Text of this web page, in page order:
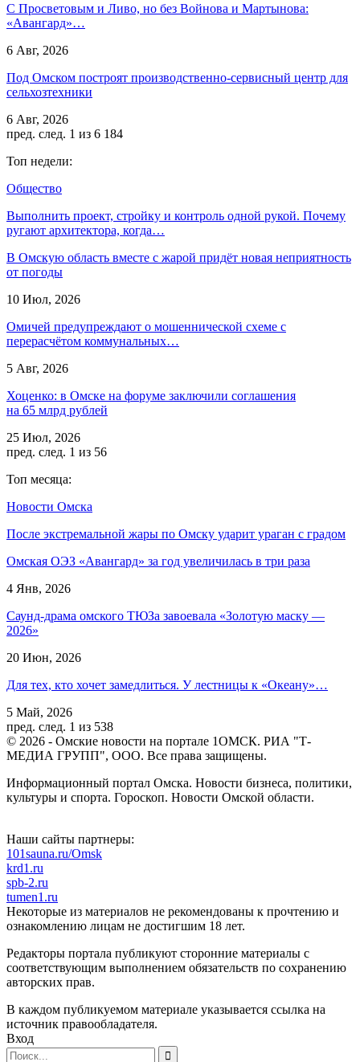
С Просветовым и Ливо, но без Войнова и Мартынова:
«Авангард»…
6 Авг, 2026
Под Омском построят производственно-сервисный центр для
сельхозтехники
6 Авг, 2026
пред. след. 1 из 6 184
Топ недели:
Общество
Выполнить проект, стройку и контроль одной рукой. Почему
ругают архитектора, когда…
В Омскую область вместе с жарой придёт новая неприятность
от погоды
10 Июл, 2026
Омичей предупреждают о мошеннической схеме с
перерасчётом коммунальных…
5 Авг, 2026
Хоценко: в Омске на форуме заключили соглашения
на 65 млрд рублей
25 Июл, 2026
пред. след. 1 из 56
Топ месяца:
Новости Омска
После экстремальной жары по Омску ударит ураган с градом
Омская ОЭЗ «Авангард» за год увеличилась в три раза
4 Янв, 2026
Саунд-драма омского ТЮЗа завоевала «Золотую маску —
2026»
20 Июн, 2026
Для тех, кто хочет замедлиться. У лестницы к «Океану»…
5 Май, 2026
пред. след. 1 из 538
© 2026 - Омские новости на портале 1ОМСК. РИА "Т-
МЕДИА ГРУПП", ООО. Все права защищены.
Информационный портал Омска. Новости бизнеса, политики,
культуры и спорта. Гороскоп. Новости Омской области.
Наши сайты партнеры:
101sauna.ru/Omsk
krd1.ru
spb-2.ru
tumen1.ru
Некоторые из материалов не рекомендованы к прочтению и
ознакомлению лицам не достигшим 18 лет.
Редакторы портала публикуют сторонние материалы с
соответствующим выполнением обязательств по сохранению
авторских прав.
В каждом публикуемом материале указывается ссылка на
источник правообладателя.
Вход